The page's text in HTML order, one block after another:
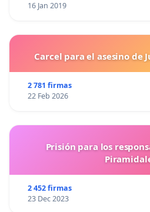
16 Jan 2019
Carcel para el asesino de
2 781 firmas
22 Feb 2026
Prisión para los
2 452 firmas
23 Dec 2023